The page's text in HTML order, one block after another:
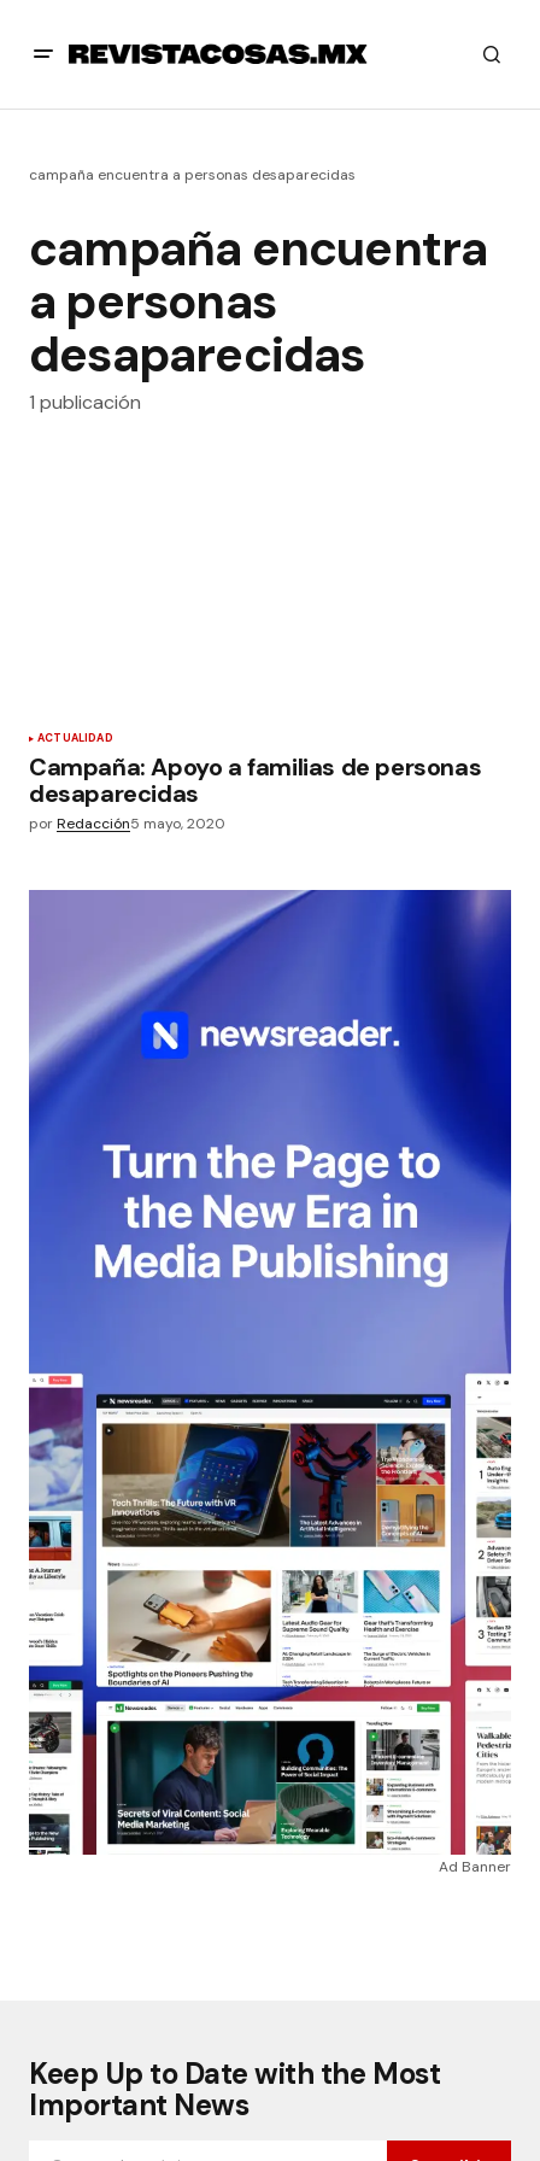
campaña encuentra a personas desaparecidas
campaña encuentra
a personas
desaparecidas
1 publicación
ACTUALIDAD
Campaña: Apoyo a familias de personas
desaparecidas
porRedacción5 mayo, 2020
Ad Banner
Keep Up to Date with the Most
Important News